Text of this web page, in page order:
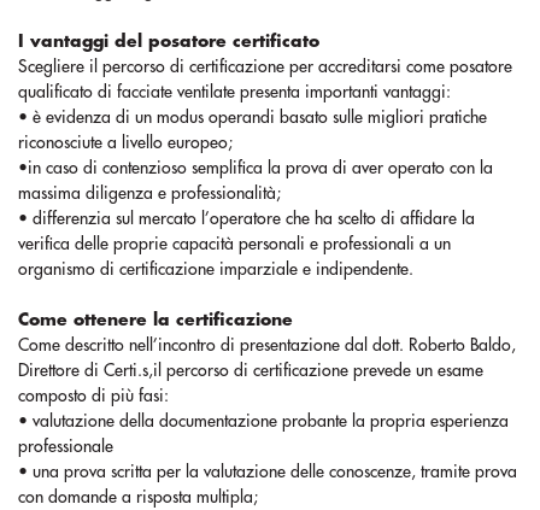
I vantaggi del posatore certificato
Scegliere il percorso di certificazione per accreditarsi come posatore
qualificato di facciate ventilate presenta importanti vantaggi:
• è evidenza di un modus operandi basato sulle migliori pratiche
riconosciute a livello europeo;
•in caso di contenzioso semplifica la prova di aver operato con la
massima diligenza e professionalità;
• differenzia sul mercato l’operatore che ha scelto di affidare la
verifica delle proprie capacità personali e professionali a un
organismo di certificazione imparziale e indipendente.
Come ottenere la certificazione
Come descritto nell’incontro di presentazione dal dott. Roberto Baldo,
Direttore di Certi.s,il percorso di certificazione prevede un esame
composto di più fasi:
• valutazione della documentazione probante la propria esperienza
professionale
• una prova scritta per la valutazione delle conoscenze, tramite prova
con domande a risposta multipla;